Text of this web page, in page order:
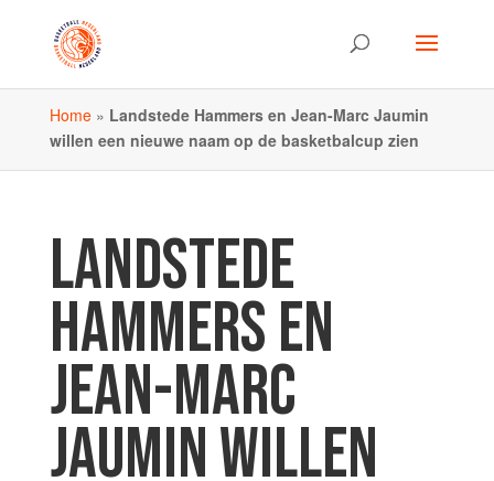
Home» Landstede Hammers en Jean-Marc Jaumin
willen een nieuwe naam op de basketbalcup zien
LANDSTEDE
HAMMERS EN
JEAN-MARC
JAUMIN WILLEN